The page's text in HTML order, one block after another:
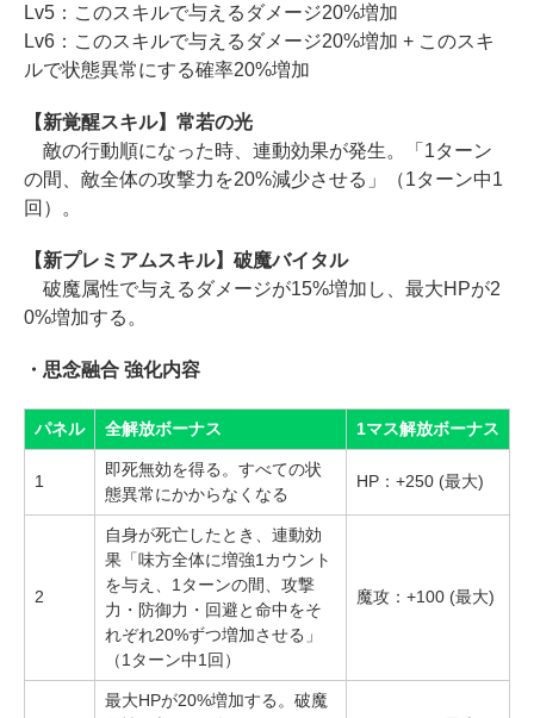
Lv5：このスキルで与えるダメージ20%増加
Lv6：このスキルで与えるダメージ20%増加 + このスキ
ルで状態異常にする確率20%増加
【新覚醒スキル】常若の光
敵の行動順になった時、連動効果が発生。「1ターン
の間、敵全体の攻撃力を20%減少させる」（1ターン中1
回）。
【新プレミアムスキル】破魔バイタル
破魔属性で与えるダメージが15%増加し、最大HPが2
0%増加する。
・思念融合 強化内容
パネル 全解放ボーナス 1マス解放ボーナス
1
即死無効を得る。すべての状
態異常にかからなくなる
HP：+250 (最大)
2
自身が死亡したとき、連動効
果「味方全体に増強1カウント
を与え、1ターンの間、攻撃
力・防御力・回避と命中をそ
れぞれ20%ずつ増加させる」
（1ターン中1回）
魔攻：+100 (最大)
最大HPが20%増加する。破魔